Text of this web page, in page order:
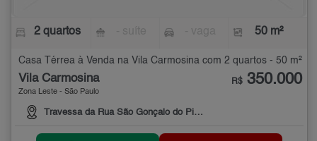
2 quartos 50 m²
Casa Térrea à Venda na Vila Carmosina com 2 quartos - 50 m²
Vila Carmosina
Zona Leste - São Paulo
Travessa da Rua São Gonçalo do Piauí,, 6, Vila Carmosina, São Paulo
R$ 350.000